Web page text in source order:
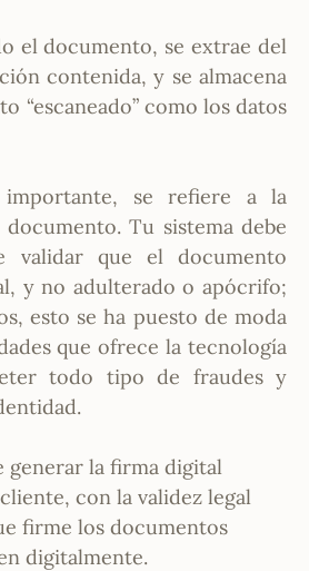
el documento, se extrae del
contenida, y se almacena
“escaneado” como los datos
se refiere a la
Tu sistema debe
validar que el documento
y no adulterado o apócrifo;
esto se ha puesto de moda
que ofrece la tecnología
todo tipo de fraudes y
generar la firma digital
con la validez legal
firme los documentos
digitalmente.